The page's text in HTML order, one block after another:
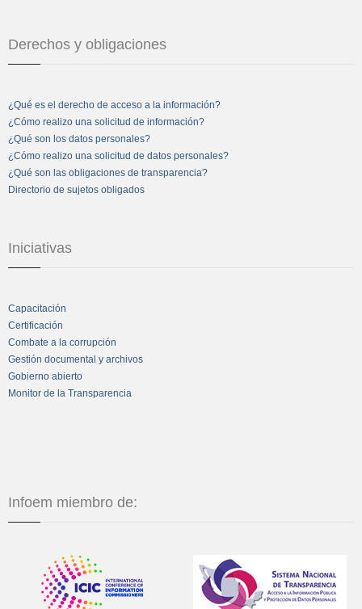
Derechos y obligaciones
¿Qué es el derecho de acceso a la información?
¿Cómo realizo una solicitud de información?
¿Qué son los datos personales?
¿Cómo realizo una solicitud de datos personales?
¿Qué son las obligaciones de transparencia?
Directorio de sujetos obligados
Iniciativas
Capacitación
Certificación
Combate a la corrupción
Gestión documental y archivos
Gobierno abierto
Monitor de la Transparencia
Infoem miembro de: